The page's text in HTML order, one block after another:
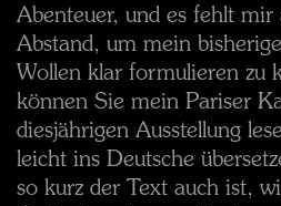
Abenteuer, und es fehlt mir
Abstand, um mein
Wollen klar formulieren zu
können Sie mein Pariser
diesjährigen Ausstellung
leicht ins Deutsche
so kurz der Text auch ist,